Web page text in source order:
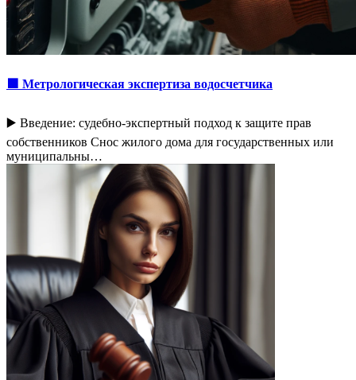
🟩 Метрологическая экспертиза водосчетчика
▶️ Введение: судебно-экспертный подход к защите прав
собственников Снос жилого дома для государственных или
муниципальны…